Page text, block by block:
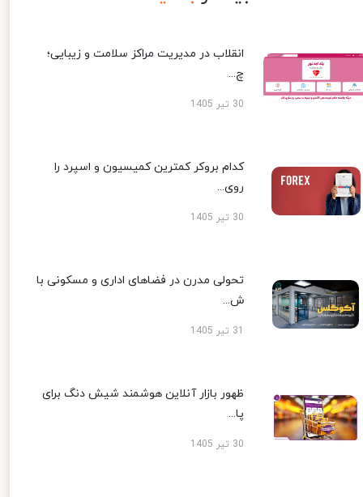
انقلاب در مدیریت مراکز سلامت و زیبایی؛
چ...
30 تیر 1405
کدام بروکر کمترین کمیسیون و اسپرد را
روی...
30 تیر 1405
تحولی مدرن در فضاهای اداری و مسکونی با
ش...
ظهور بازار آنلاین هوشمند شیش دنگ برای
پا...
30 تیر 1405